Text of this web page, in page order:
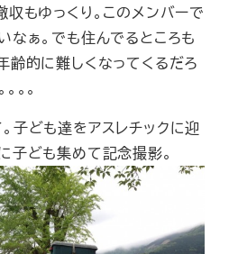
収もゆっくり。このメンバーで
なぁ。でも住んでるところも
齢的に難しくなってくるだろ
。。
子ども達をアスレチックに迎
子ども集めて記念撮影。